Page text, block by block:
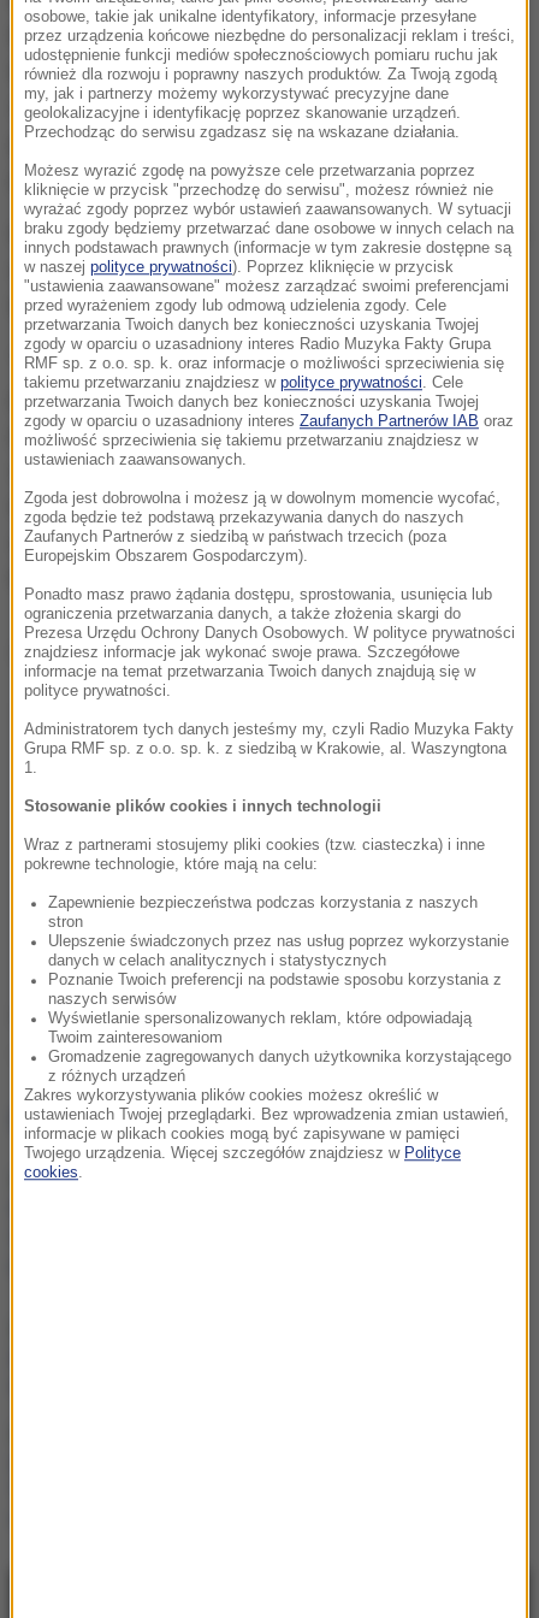
wysoko w Tatrach przyrost pokrywy śnieżnej może
wynieść do 20 cm w ciągu doby. Temperatura na
szczytach Tatr wynosi około -2 st. C. Uczucie zimna
potęguje silny wiatr osiągający na szczytach w
porywach do 80 km/h powodujący zawieje śnieżne.
Na Kasprowym Wierchu w poniedziałek w godzinach
wieczornych leżało 10 cm śniegu. Zagrożenie
lawinowe występuje powyżej 1800 m n.p.m.
"W związku z prognozowanymi opadami śniegu
połączonymi z silnym wiatrem, warunki w wyższych
partiach Tatr będą się pogarszać. Należy zwrócić
szczególną uwagę na nagromadzone poduchy
nawianego śniegu, który w wielu miejscach będzie
słabo związany z podłożem" - czytamy w
Dalsza część artykułu pod materiałem video:
Źródło: PAP
Tagi:Tatryzagrożenie lawinoweśnieg
NAJWAŻNIEJSZE FAKTY
osobowe, takie jak unikalne identyfikatory, informacje przesyłane
przez urządzenia końcowe niezbędne do personalizacji reklam i treści,
udostępnienie funkcji mediów społecznościowych pomiaru ruchu jak
również dla rozwoju i poprawny naszych produktów. Za Twoją zgodą
my, jak i partnerzy możemy wykorzystywać precyzyjne dane
geolokalizacyjne i identyfikację poprzez skanowanie urządzeń.
Przechodząc do serwisu zgadzasz się na wskazane działania.
Możesz wyrazić zgodę na powyższe cele przetwarzania poprzez
kliknięcie w przycisk "przechodzę do serwisu", możesz również nie
wyrażać zgody poprzez wybór ustawień zaawansowanych. W sytuacji
braku zgody będziemy przetwarzać dane osobowe w innych celach na
innych podstawach prawnych (informacje w tym zakresie dostępne są
w naszej polityce prywatności). Poprzez kliknięcie w przycisk
"ustawienia zaawansowane" możesz zarządzać swoimi preferencjami
przed wyrażeniem zgody lub odmową udzielenia zgody. Cele
przetwarzania Twoich danych bez konieczności uzyskania Twojej
zgody w oparciu o uzasadniony interes Radio Muzyka Fakty Grupa
RMF sp. z o.o. sp. k. oraz informacje o możliwości sprzeciwienia się
takiemu przetwarzaniu znajdziesz w polityce prywatności. Cele
przetwarzania Twoich danych bez konieczności uzyskania Twojej
zgody w oparciu o uzasadniony interes Zaufanych Partnerów IAB oraz
możliwość sprzeciwienia się takiemu przetwarzaniu znajdziesz w
ustawieniach zaawansowanych.
Zgoda jest dobrowolna i możesz ją w dowolnym momencie wycofać,
zgoda będzie też podstawą przekazywania danych do naszych
Zaufanych Partnerów z siedzibą w państwach trzecich (poza
Europejskim Obszarem Gospodarczym).
Ponadto masz prawo żądania dostępu, sprostowania, usunięcia lub
ograniczenia przetwarzania danych, a także złożenia skargi do
Prezesa Urzędu Ochrony Danych Osobowych. W polityce prywatności
znajdziesz informacje jak wykonać swoje prawa. Szczegółowe
informacje na temat przetwarzania Twoich danych znajdują się w
polityce prywatności.
Administratorem tych danych jesteśmy my, czyli Radio Muzyka Fakty
Grupa RMF sp. z o.o. sp. k. z siedzibą w Krakowie, al. Waszyngtona
1.
Stosowanie plików cookies i innych technologii
Wraz z partnerami stosujemy pliki cookies (tzw. ciasteczka) i inne
pokrewne technologie, które mają na celu:
Zapewnienie bezpieczeństwa podczas korzystania z naszych
stron
Ulepszenie świadczonych przez nas usług poprzez wykorzystanie
danych w celach analitycznych i statystycznych
Poznanie Twoich preferencji na podstawie sposobu korzystania z
naszych serwisów
Wyświetlanie spersonalizowanych reklam, które odpowiadają
Twoim zainteresowaniom
Gromadzenie zagregowanych danych użytkownika korzystającego
z różnych urządzeń
Zakres wykorzystywania plików cookies możesz określić w
ustawieniach Twojej przeglądarki. Bez wprowadzenia zmian ustawień,
informacje w plikach cookies mogą być zapisywane w pamięci
Twojego urządzenia. Więcej szczegółów znajdziesz w Polityce
cookies.